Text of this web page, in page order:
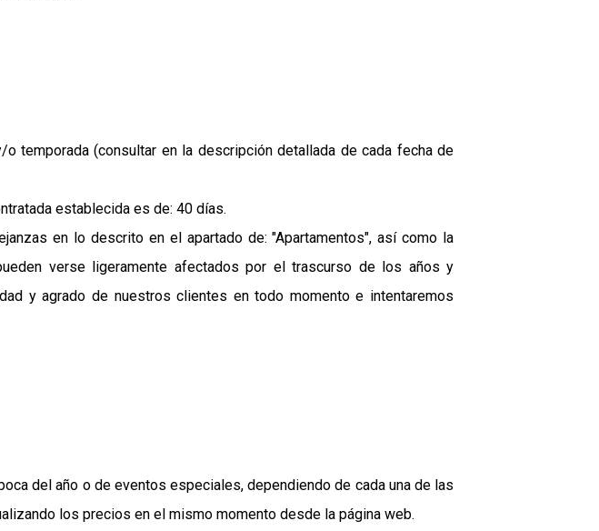
temporada (consultar en la descripción detallada de cada fecha de
establecida es de: 40 días.
en lo descrito en el apartado de: "Apartamentos", así como la
verse ligeramente afectados por el trascurso de los años y
y agrado de nuestros clientes en todo momento e intentaremos
del año o de eventos especiales, dependiendo de cada una de las
los precios en el mismo momento desde la página web.